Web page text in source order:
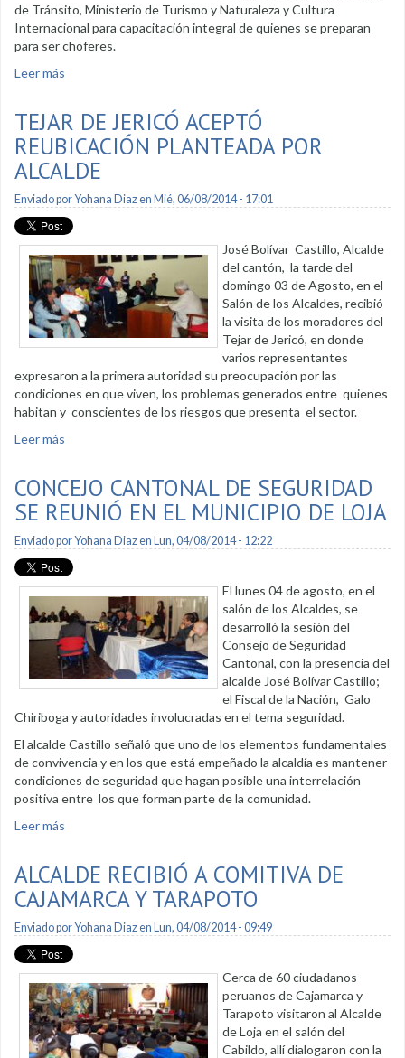
de Tránsito, Ministerio de Turismo y Naturaleza y Cultura
Internacional para capacitación integral de quienes se preparan
para ser choferes.
Leer más
TEJAR DE JERICÓ ACEPTÓ
REUBICACIÓN PLANTEADA POR
ALCALDE
Enviado porYohana Diazen Mié, 06/08/2014 - 17:01
José Bolívar Castillo, Alcalde
del cantón, la tarde del
domingo 03 de Agosto, en el
Salón de los Alcaldes, recibió
la visita de los moradores del
Tejar de Jericó, en donde
varios representantes
expresaron a la primera autoridad su preocupación por las
condiciones en que viven, los problemas generados entre quienes
habitan y conscientes de los riesgos que presenta el sector.
Leer más
CONCEJO CANTONAL DE SEGURIDAD
SE REUNIÓ EN EL MUNICIPIO DE LOJA
Enviado porYohana Diazen Lun, 04/08/2014 - 12:22
El lunes 04 de agosto, en el
salón de los Alcaldes, se
desarrolló la sesión del
Consejo de Seguridad
Cantonal, con la presencia del
alcalde José Bolívar Castillo;
el Fiscal de la Nación, Galo
Chiriboga y autoridades involucradas en el tema seguridad.
El alcalde Castillo señaló que uno de los elementos fundamentales
de convivencia y en los que está empeñado la alcaldía es mantener
condiciones de seguridad que hagan posible una interrelación
positiva entre los que forman parte de la comunidad.
Leer más
ALCALDE RECIBIÓ A COMITIVA DE
CAJAMARCA Y TARAPOTO
Enviado porYohana Diazen Lun, 04/08/2014 - 09:49
Cerca de 60 ciudadanos
peruanos de Cajamarca y
Tarapoto visitaron al Alcalde
de Loja en el salón del
Cabildo, allí dialogaron con la